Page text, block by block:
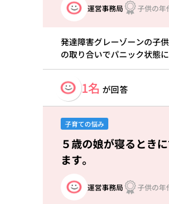
運営事務局 子供の年
発達障害グレーゾーンの子
の取り合いでパニック状態
1名 が回答
子育ての悩み
５歳の娘が寝るとき
ます。
運営事務局 子供の年